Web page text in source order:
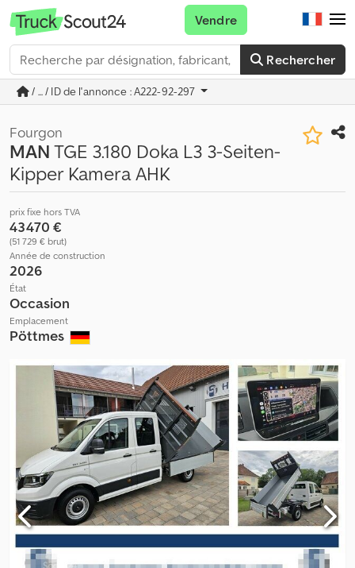
Rechercher
Vendre
/ ... / ID de l'annonce : A222-92-297
Fourgon
MANTGE 3.180 Doka L3 3-Seiten-
Kipper Kamera AHK
prix fixe hors TVA
43 470 €
(51 729 € brut)
Année de construction
2026
État
Occasion
Emplacement
Pöttmes